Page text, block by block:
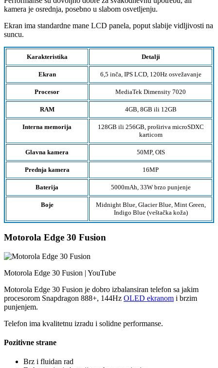
kamera je osrednja, posebno u slabom osvetljenju.
Ekran ima standardne mane LCD panela, poput slabije vidljivosti na
suncu.
Karakteristika Detalji
Ekran 6,5 inča, IPS LCD, 120Hz osvežavanje
Procesor MediaTek Dimensity 7020
RAM 4GB, 8GB ili 12GB
Interna memorija
128GB ili 256GB, proširiva microSDXC
karticom
Glavna kamera 50MP, OIS
Prednja kamera 16MP
Baterija 5000mAh, 33W brzo punjenje
Boje
Midnight Blue, Glacier Blue, Mint Green,
Indigo Blue (veštačka koža)
Motorola Edge 30 Fusion
Motorola Edge 30 Fusion | YouTube
Motorola Edge 30 Fusion je dobro izbalansiran telefon sa jakim
procesorom Snapdragon 888+, 144Hz OLED ekranom i brzim
punjenjem.
Telefon ima kvalitetnu izradu i solidne performanse.
Pozitivne strane
Brz i fluidan rad